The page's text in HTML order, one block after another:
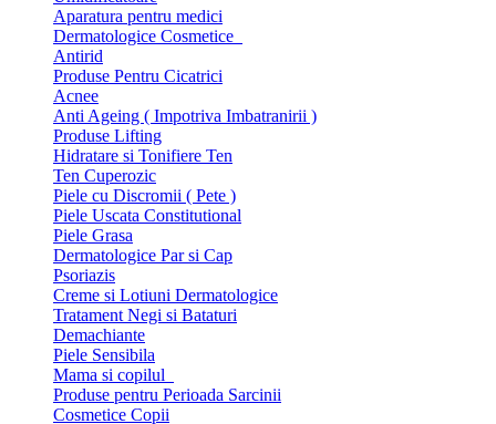
Aparatura pentru medici
Dermatologice Cosmetice
Antirid
Produse Pentru Cicatrici
Acnee
Anti Ageing ( Impotriva Imbatranirii )
Produse Lifting
Hidratare si Tonifiere Ten
Ten Cuperozic
Piele cu Discromii ( Pete )
Piele Uscata Constitutional
Piele Grasa
Dermatologice Par si Cap
Psoriazis
Creme si Lotiuni Dermatologice
Tratament Negi si Bataturi
Demachiante
Piele Sensibila
Mama si copilul
Produse pentru Perioada Sarcinii
Cosmetice Copii